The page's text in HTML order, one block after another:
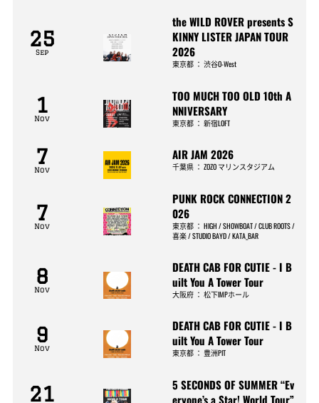
25
Sep
the WILD ROVER presents S
KINNY LISTER JAPAN TOUR
2026
東京都 ：渋谷O-West
1
Nov
TOO MUCH TOO OLD 10th A
NNIVERSARY
東京都 ：新宿LOFT
7
Nov
AIR JAM 2026
千葉県 ：ZOZO マリンスタジアム
7
Nov
PUNK ROCK CONNECTION 2
026
東京都 ：HIGH / SHOWBOAT / CLUB ROOTS /
喜楽 / STUDIO BAYD / KATA_BAR
8
Nov
DEATH CAB FOR CUTIE - I B
uilt You A Tower Tour
大阪府 ：松下IMPホール
9
Nov
DEATH CAB FOR CUTIE - I B
uilt You A Tower Tour
東京都 ：豊洲PIT
21
5 SECONDS OF SUMMER “Ev
eryone’s a Star! World Tour”